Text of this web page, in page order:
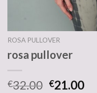
ROSA PULLOVER
rosa pullover
€32.00 €21.00